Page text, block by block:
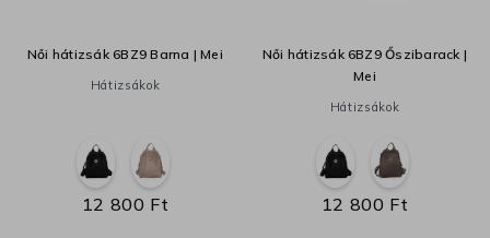
Női hátizsák 6BZ9 Barna | Mei
Hátizsákok
12 800 Ft
Női hátizsák 6BZ9 Őszibarack |
Mei
Hátizsákok
12 800 Ft